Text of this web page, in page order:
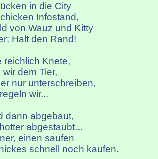
in die City
Infostand,
von Wauz und Kitty
Halt den Rand!
reichlich Knete,
dem Tier,
nur unterschreiben,
wir...
dann abgebaut,
abgestaubt...
einen saufen
schnell noch kaufen.